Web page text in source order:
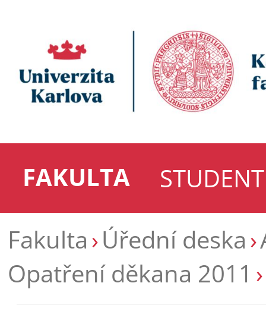
FAKULTA
STUDENT
Fakulta Úřední deska
Opatření děkana 2011